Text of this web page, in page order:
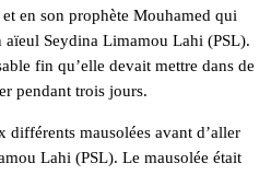
en son prophète Mouhamed qui
aïeul Seydina Limamou Lahi (PSL).
fin qu’elle devait mettre dans de
pendant trois jours.
différents mausolées avant d’aller
Lahi (PSL). Le mausolée était